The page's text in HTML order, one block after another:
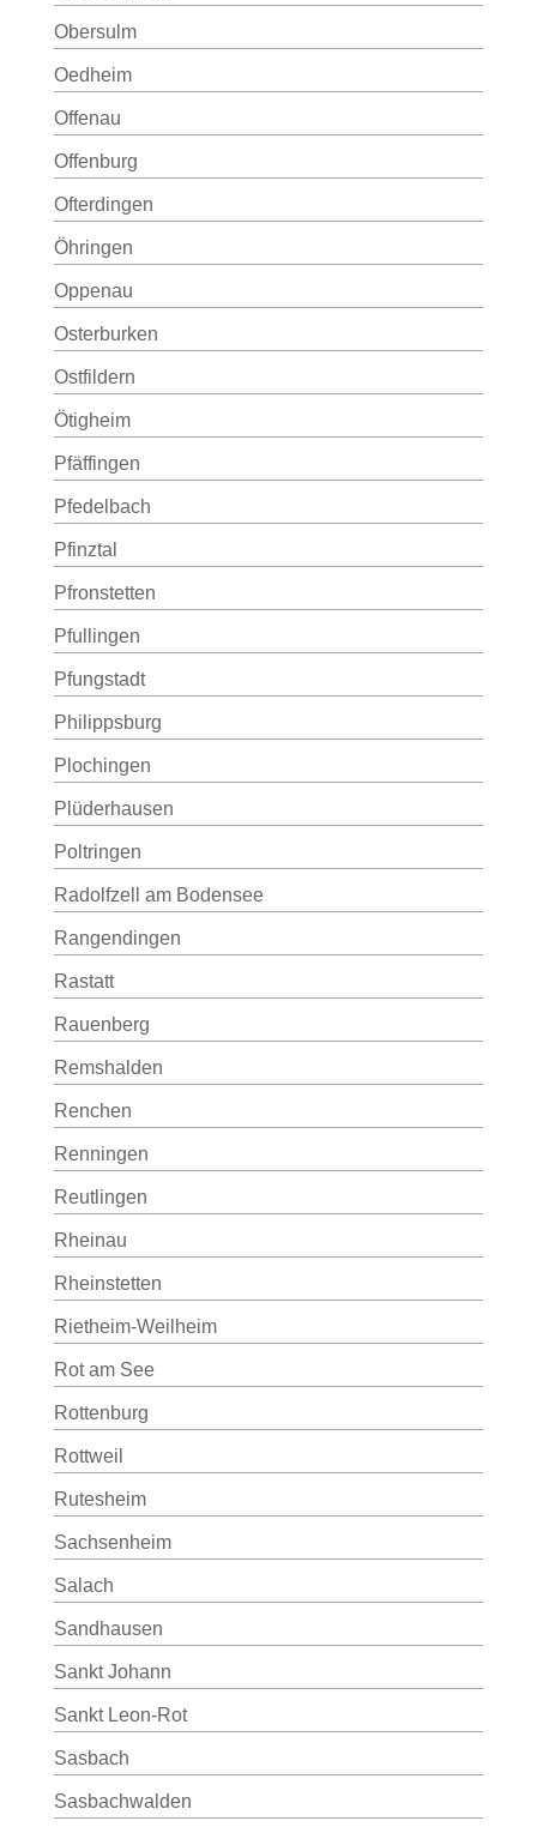
Obersulm
Oedheim
Offenau
Offenburg
Ofterdingen
Öhringen
Oppenau
Osterburken
Ostfildern
Ötigheim
Pfäffingen
Pfedelbach
Pfinztal
Pfronstetten
Pfullingen
Pfungstadt
Philippsburg
Plochingen
Plüderhausen
Poltringen
Radolfzell am Bodensee
Rangendingen
Rastatt
Rauenberg
Remshalden
Renchen
Renningen
Reutlingen
Rheinau
Rheinstetten
Rietheim-Weilheim
Rot am See
Rottenburg
Rottweil
Rutesheim
Sachsenheim
Salach
Sandhausen
Sankt Johann
Sankt Leon-Rot
Sasbach
Sasbachwalden